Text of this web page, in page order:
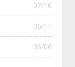
07/16
06/11
06/06